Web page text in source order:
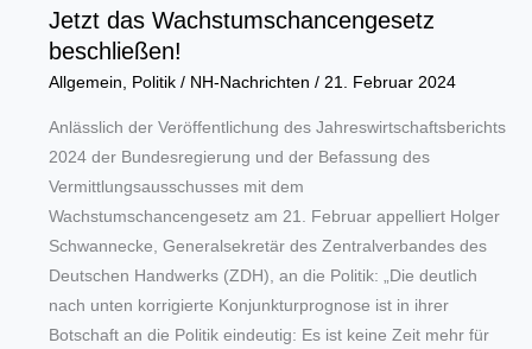
Jetzt das Wachstumschancengesetz
beschließen!
Allgemein Politik/ NH-Nachrichten / 21. Februar 2024
Anlässlich der Veröffentlichung des Jahreswirtschaftsberichts
2024 der Bundesregierung und der Befassung des
Vermittlungsausschusses mit dem
Wachstumschancengesetz am 21. Februar appelliert Holger
Schwannecke, Generalsekretär des Zentralverbandes des
Deutschen Handwerks (ZDH), an die Politik: „Die deutlich
nach unten korrigierte Konjunkturprognose ist in ihrer
Botschaft an die Politik eindeutig: Es ist keine Zeit mehr für